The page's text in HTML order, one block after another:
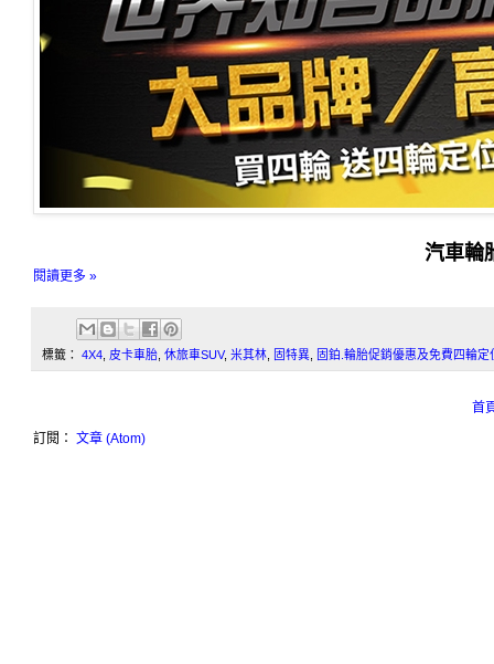
汽車輪
閱讀更多 »
標籤： 4X4 皮卡車胎 休旅車SUV, 米其林 固特異 固鉑.輪胎促銷優惠及免費四輪定
首
訂閱： 文章 (Atom)